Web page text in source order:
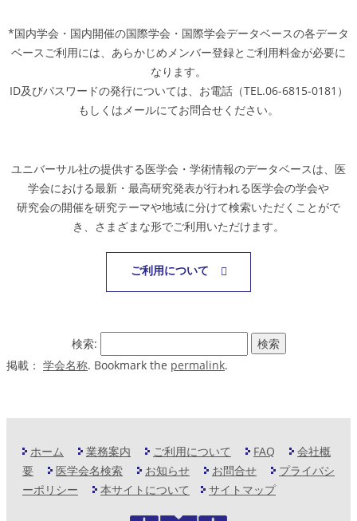
*国内学会・国内開催の国際学会・国際学会データベースの各データ
ベースご利用には、あらかじめメンバー登録とご利用料金が必要に
なります。
ID及びパスワードの発行については、お電話（TEL.06-6815-0181）
もしくはメールにてお問合せください。
ユニバーサル社の提供する医学会・学術情報のデータベースは、医
学会における最新・最高研究発表が行われる医学会の学会や
研究会の開催を研究テーマや地域に分けて検索いただくことがで
き、さまざまな形でご利用いただけます。
ご利用について
検索:
掲載： 学会名称. Bookmark the permalink.
ホーム 業務案内 ご利用について FAQ
会社概
要
医学会名検索 お知らせ お問合せ
プライバシ
ーポリシー
本サイトについて サイトマップ